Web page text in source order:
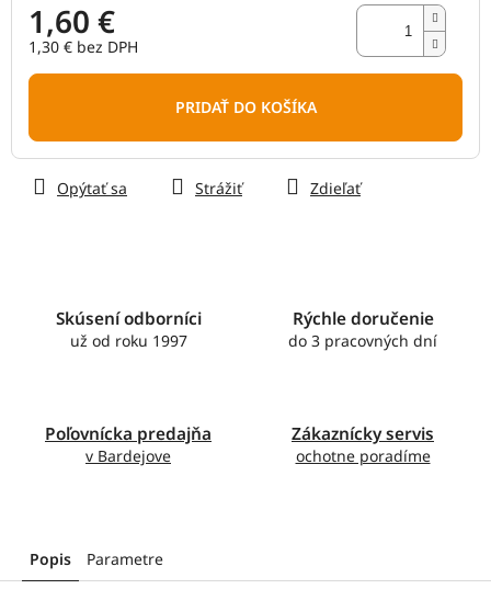
1,60 €
1,30 € bez DPH
Jednotková
PRIDAŤ DO KOŠÍKA
Opýtať sa Strážiť Zdieľať
Skúsení odborníci
už od roku 1997
Rýchle doručenie
do 3 pracovných dní
Poľovnícka predajňa
v Bardejove
Zákaznícky servis
ochotne poradíme
Popis Parametre